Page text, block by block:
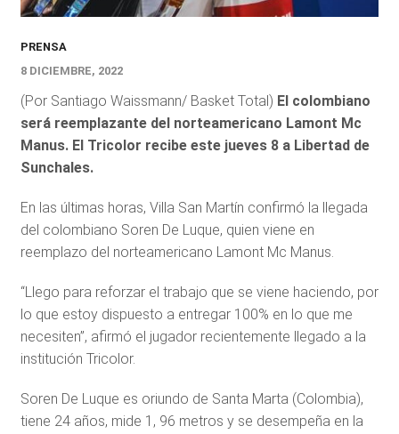
PRENSA
8 DICIEMBRE, 2022
(Por Santiago Waissmann/ Basket Total) El colombiano
será reemplazante del norteamericano Lamont Mc
Manus. El Tricolor recibe este jueves 8 a Libertad de
Sunchales.
En las últimas horas, Villa San Martín confirmó la llegada
del colombiano Soren De Luque, quien viene en
reemplazo del norteamericano Lamont Mc Manus.
“Llego para reforzar el trabajo que se viene haciendo, por
lo que estoy dispuesto a entregar 100% en lo que me
necesiten”, afirmó el jugador recientemente llegado a la
institución Tricolor.
Soren De Luque es oriundo de Santa Marta (Colombia),
tiene 24 años, mide 1, 96 metros y se desempeña en la